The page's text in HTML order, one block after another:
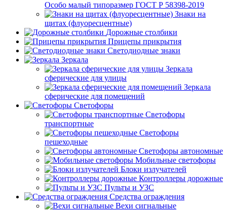
Особо малый типоразмер ГОСТ Р 58398-2019
Знаки на
щитах (флуоресцентные)
Дорожные столбики
Прицепы прикрытия
Светодиодные знаки
Зеркала
Зеркала
сферические для улицы
Зеркала
сферические для помещений
Светофоры
Светофоры
транспортные
Светофоры
пешеходные
Светофоры автономные
Мобильные светофоры
Блоки излучателей
Контроллеры дорожные
Пульты и УЗС
Средства ограждения
Вехи сигнальные